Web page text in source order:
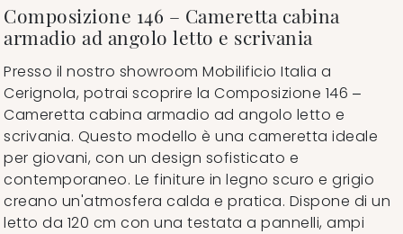
Composizione 146 – Cameretta cabina
armadio ad angolo letto e scrivania
Presso il nostro showroom Mobilificio Italia a
Cerignola, potrai scoprire la Composizione 146 –
Cameretta cabina armadio ad angolo letto e
scrivania. Questo modello è una cameretta ideale
per giovani, con un design sofisticato e
contemporaneo. Le finiture in legno scuro e grigio
creano un'atmosfera calda e pratica. Dispone di un
letto da 120 cm con una testata a pannelli, ampi